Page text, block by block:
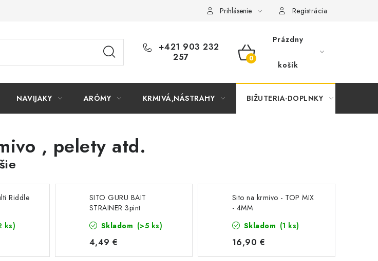
Prihlásenie Registrácia
+421 903 232
257
NÁKUPNÝ
Prázdny
košík
NAVIJAKY ARÓMY KRMIVÁ,NÁSTRAHY BIŽUTERIA-DOPLNKY
, pelety atd.
Riddle
ks)
SITO GURU BAIT
STRAINER 3pint
Skladom (>5 ks)
4,49 €
Sito na krmivo - TOP MIX
- 4MM
Skladom (1 ks)
16,90 €